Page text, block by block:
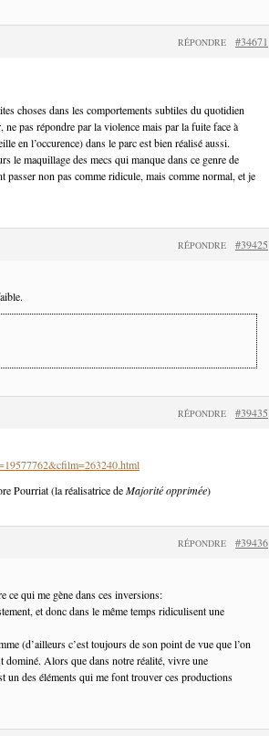
#34671
RÉPONDRE
choses dans les comportements subtiles du quotidien
pas répondre par la violence mais par la fuite face à
en l’occurence) dans le parc est bien réalisé aussi.
le maquillage des mecs qui manque dans ce genre de
non pas comme ridicule, mais comme normal, et je
#39425
RÉPONDRE
#39435
RÉPONDRE
Pourriat (la réalisatrice deMajorité opprimée)
#39436
RÉPONDRE
ce qui me gène dans ces inversions:
et donc dans le même temps ridiculisent une
(d’ailleurs c’est toujours de son point de vue que l’on
dominé. Alors que dans notre réalité, vivre une
un des éléments qui me font trouver ces productions